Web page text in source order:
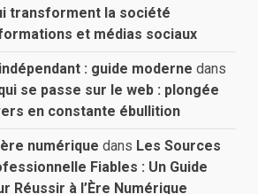
transforment la société
et médias sociaux
: guide moderne dans
se passe sur le web : plongée
en constante ébullition
numérique dans Les Sources
Fiables : Un Guide
Réussir à l’Ère Numérique